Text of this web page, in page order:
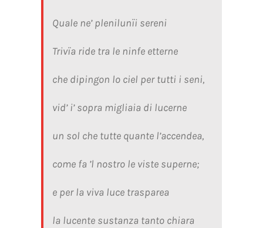
Quale ne’ plenilunïi sereni
Trivïa ride tra le ninfe etterne
che dipingon lo ciel per tutti i seni,
vid’ i’ sopra migliaia di lucerne
un sol che tutte quante l’accendea,
come fa ’l nostro le viste superne;
e per la viva luce trasparea
la lucente sustanza tanto chiara